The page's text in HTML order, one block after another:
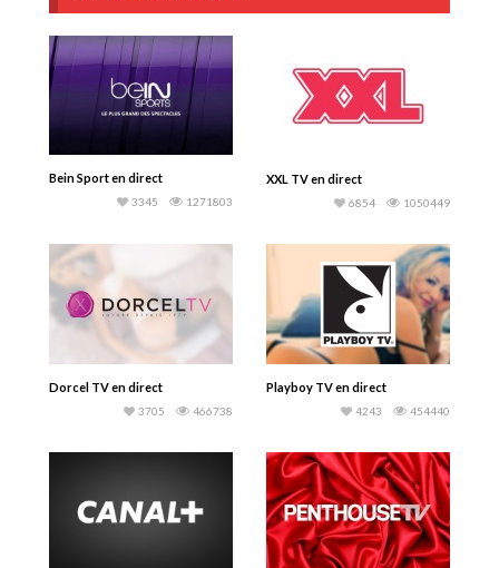
Bein Sport en direct
1271803
3345
XXL TV en direct
1050449
6854
Dorcel TV en direct
466738
3705
Playboy TV en direct
454440
4243